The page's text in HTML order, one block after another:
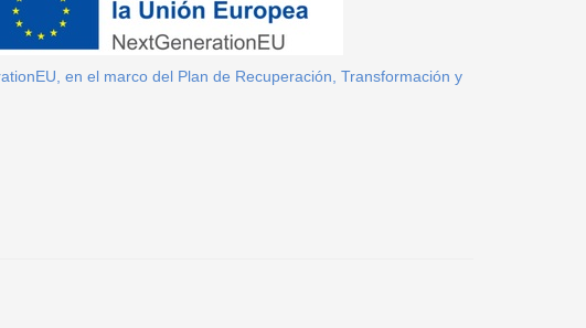
en el marco del Plan de Recuperación, Transformación y